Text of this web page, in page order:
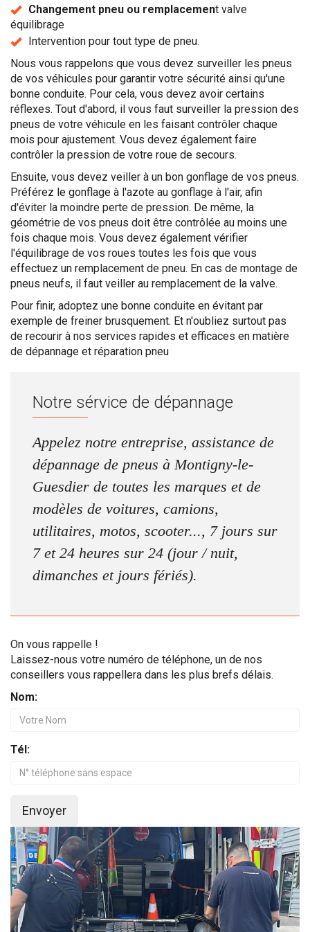
Changement pneu ou remplacement valve
équilibrage
Intervention pour tout type de pneu.
Nous vous rappelons que vous devez surveiller les pneus
de vos véhicules pour garantir votre sécurité ainsi qu'une
bonne conduite. Pour cela, vous devez avoir certains
réflexes. Tout d'abord, il vous faut surveiller la pression des
pneus de votre véhicule en les faisant contrôler chaque
mois pour ajustement. Vous devez également faire
contrôler la pression de votre roue de secours.
Ensuite, vous devez veiller à un bon gonflage de vos pneus.
Préférez le gonflage à l'azote au gonflage à l'air, afin
d'éviter la moindre perte de pression. De même, la
géométrie de vos pneus doit être contrôlée au moins une
fois chaque mois. Vous devez également vérifier
l'équilibrage de vos roues toutes les fois que vous
effectuez un remplacement de pneu. En cas de montage de
pneus neufs, il faut veiller au remplacement de la valve.
Pour finir, adoptez une bonne conduite en évitant par
exemple de freiner brusquement. Et n'oubliez surtout pas
de recourir à nos services rapides et efficaces en matière
de dépannage et réparation pneu
Notre sérvice de dépannage
Appelez notre entreprise, assistance de
dépannage de pneus à Montigny-le-
Guesdier de toutes les marques et de
modèles de voitures, camions,
utilitaires, motos, scooter..., 7 jours sur
7 et 24 heures sur 24 (jour / nuit,
dimanches et jours fériés).
On vous rappelle !
Laissez-nous votre numéro de téléphone, un de nos
conseillers vous rappellera dans les plus brefs délais.
Nom:
Tél:
Envoyer